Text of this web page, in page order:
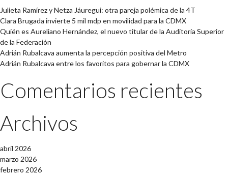
Julieta Ramírez y Netza Jáuregui: otra pareja polémica de la 4T
Clara Brugada invierte 5 mil mdp en movilidad para la CDMX
Quién es Aureliano Hernández, el nuevo titular de la Auditoría Superior
de la Federación
Adrián Rubalcava aumenta la percepción positiva del Metro
Adrián Rubalcava entre los favoritos para gobernar la CDMX
Comentarios recientes
Archivos
abril 2026
marzo 2026
febrero 2026